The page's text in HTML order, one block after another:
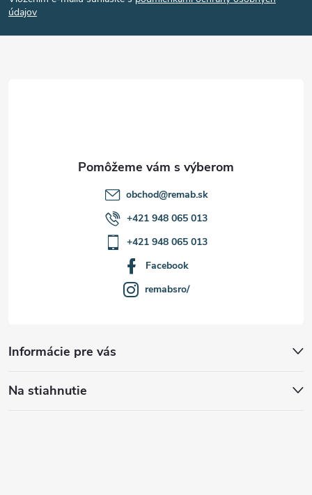
púdajov
Informácie pre vás
Na stiahnutie
obchod@remab.sk
+421 948 065 013
+421 948 065 013
Facebook
remabsro/